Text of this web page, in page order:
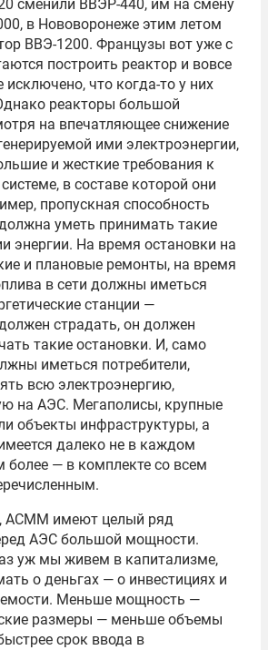
сменили ВВЭР-440, им на смену
в Нововоронеже этим летом
ВВЭ-1200. Французы вот уже с
построить реактор и вовсе
что когда-то у них
реакторы большой
на впечатляющее снижение
ими электроэнергии,
и жесткие требования к
в составе которой они
пропускная способность
уметь принимать такие
энергии. На время остановки на
и плановые ремонты, на время
в сети должны иметься
станции —
страдать, он должен
такие остановки. И, само
иметься потребители,
всю электроэнергию,
на АЭС. Мегаполисы, крупные
объекты инфраструктуры, а
далеко не в каждом
более — в комплекте со всем
АСММ имеют целый ряд
АЭС большой мощности.
уж мы живем в капитализме,
о деньгах — о инвестициях и
Меньше мощность —
размеры — меньше объемы
срок ввода в